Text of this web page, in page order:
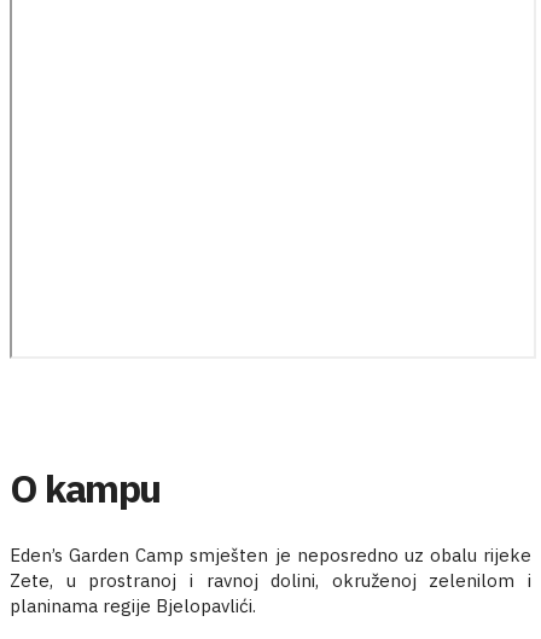
O kampu
Eden’s Garden Camp smješten je neposredno uz obalu rijeke
Zete, u prostranoj i ravnoj dolini, okruženoj zelenilom i
planinama regije Bjelopavlići.